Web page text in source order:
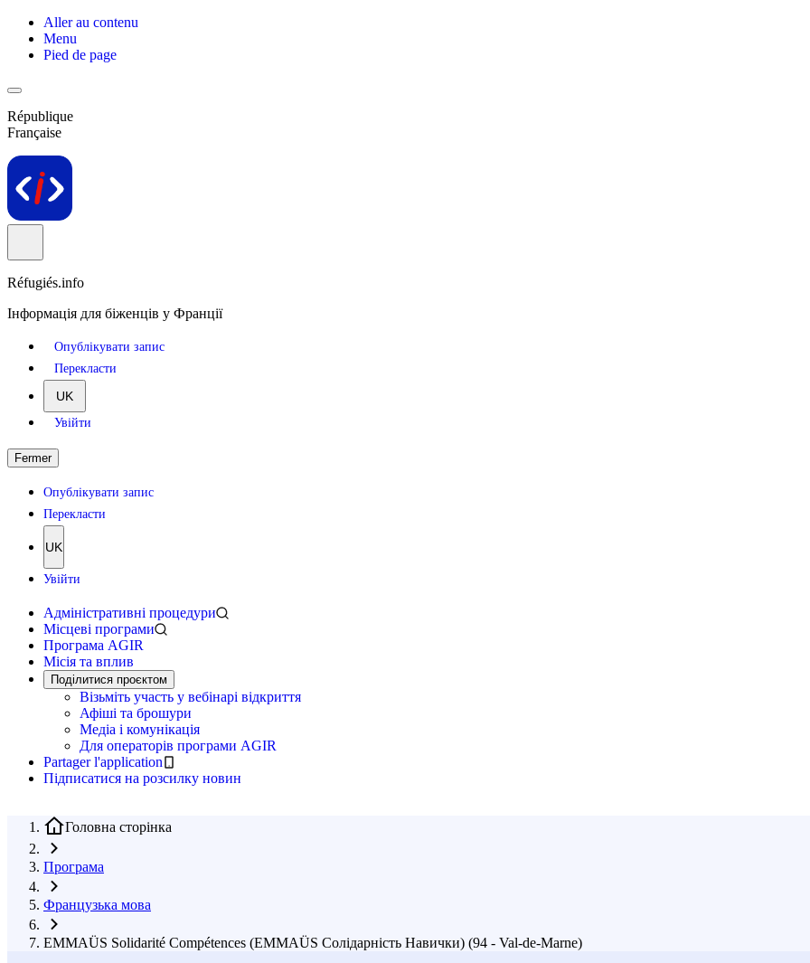
Aller au contenu
Menu
Pied de page
République
Française
Réfugiés.info
Інформація для біженців у Франції
Опублікувати запис
Перекласти
UK
Увійти
Fermer
Опублікувати запис
Перекласти
UK
Увійти
Адміністративні процедури
Місцеві програми
Програма AGIR
Місія та вплив
Поділитися проєктом
Візьміть участь у вебінарі відкриття
Афіші та брошури
Медіа і комунікація
Для операторів програми AGIR
Partager l'application
Підписатися на розсилку новин
Головна сторінка
Програма
Французька мова
EMMAÜS Solidarité Compétences (EMMAÜS Солідарність Навички) (94 - Val-de-Marne)